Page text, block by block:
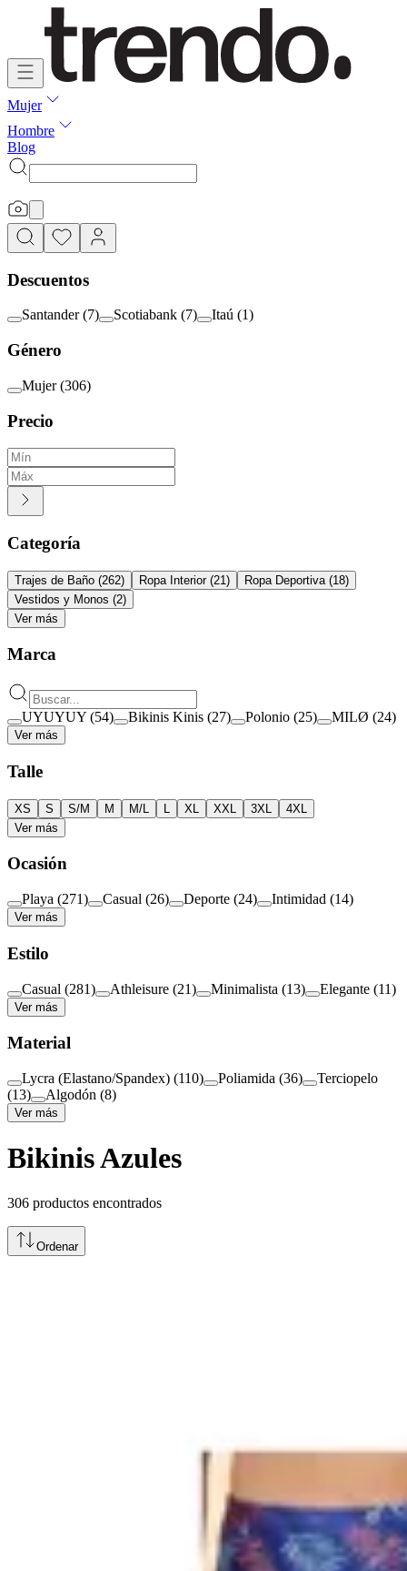
Mujer
Hombre
Blog
Descuentos
Santander (7) Scotiabank (7) Itaú (1)
Género
Mujer (306)
Precio
Categoría
Trajes de Baño (262) Ropa Interior (21 ) Ropa Deportiva (18)
Vestidos y Monos (2)
Ver más
Marca
UYUYUY (54) Bikinis Kinis (27) Polonio (25) MILØ (24)
Ver más
Talle
XS S S/M M M/L L XL XXL 3XL
4XL
Ver más
Ocasión
Playa (271) Casual (26) Deporte (24) Intimidad (14)
Ver más
Estilo
Casual (281) Athleisure (21) Minimalista (13) Elegante (11)
Ver más
Material
Lycra (Elastano/Spandex) (110) Poliamida (36)
Terciopelo
(13) Algodón (8)
Ver más
Bikinis Azules
306 productos encontrados
Ordenar